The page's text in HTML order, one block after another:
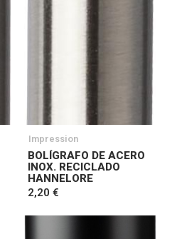
Impression
BOLÍGRAFO DE ACERO
INOX. RECICLADO
HANNELORE
2,20 €